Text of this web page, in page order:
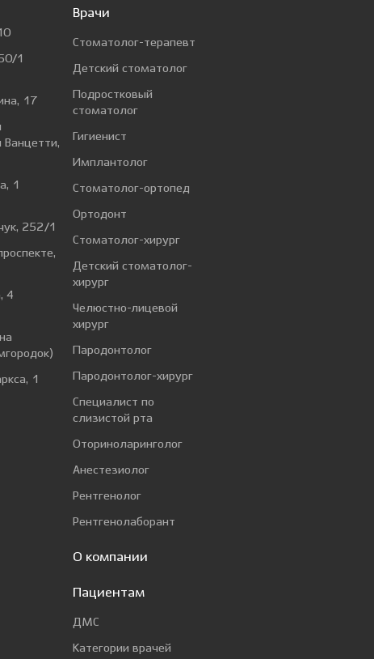
1
17
Ванцетти,
1
252/1
4
1
Врачи
Стоматолог-терапевт
Детский стоматолог
Подростковый
стоматолог
Гигиенист
Имплантолог
Стоматолог-ортопед
Ортодонт
Стоматолог-хирург
Детский стоматолог-
хирург
Челюстно-лицевой
хирург
Пародонтолог
Пародонтолог-хирург
Специалист по
слизистой рта
Оториноларинголог
Анестезиолог
Рентгенолог
Рентгенолаборант
О компании
Пациентам
ДМС
Категории врачей